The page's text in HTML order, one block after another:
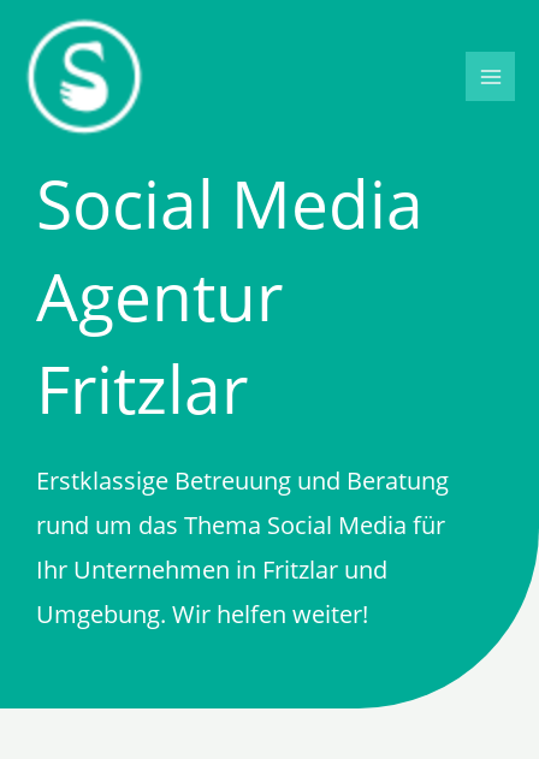
Inhalt
springen
Social Media
Agentur
Fritzlar
Erstklassige Betreuung und Beratung
rund um das Thema Social Media für
Ihr Unternehmen in Fritzlar und
Umgebung. Wir helfen weiter!